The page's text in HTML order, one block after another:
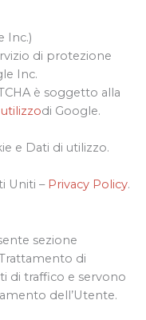
Inc.)
di protezione
Inc.
è soggetto alla
di Google.
e Dati di utilizzo.
Uniti – Privacy Policy.
sezione
di
di traffico e servono
dell’Utente.